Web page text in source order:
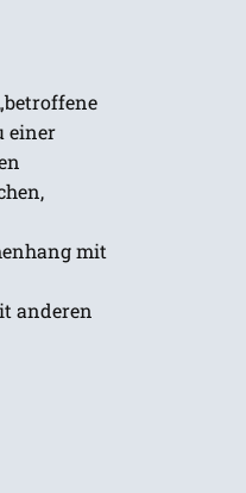
einer
mit
anderen